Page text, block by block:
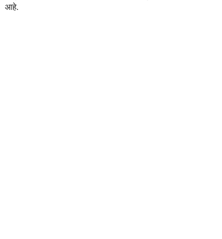
आहे.